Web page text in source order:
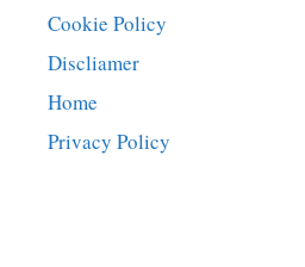
Cookie Policy
Discliamer
Home
Privacy Policy